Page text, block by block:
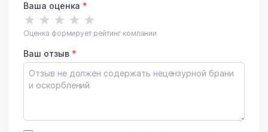
Ваша оценка *
★ ★ ★ ★ ★
Оценка формирует рейтинг компании
Ваш отзыв *